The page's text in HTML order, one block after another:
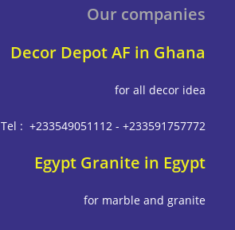
Our companies
Decor Depot AF in Ghana
for all decor idea
Tel : +233549051112 - +233591757772
Egypt Granite in Egypt
for marble and granite